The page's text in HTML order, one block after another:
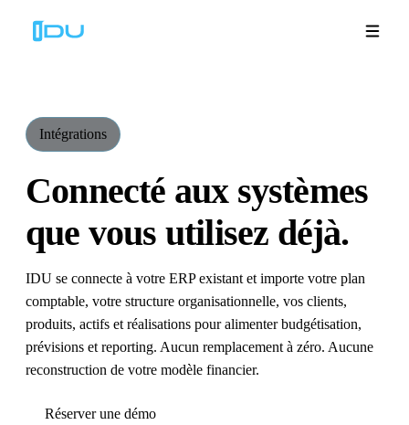
Solutions
Plateforme
Succès mondial
Entreprise
Intégrations
Connecté aux systèmes
que vous utilisez déjà.
IDU se connecte à votre ERP existant et importe votre plan
comptable, votre structure organisationnelle, vos clients,
produits, actifs et réalisations pour alimenter budgétisation,
prévisions et reporting. Aucun remplacement à zéro. Aucune
reconstruction de votre modèle financier.
Réserver une démo